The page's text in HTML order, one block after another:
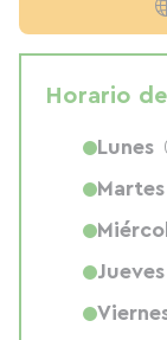
Horario
Lunes
Martes
Jueves